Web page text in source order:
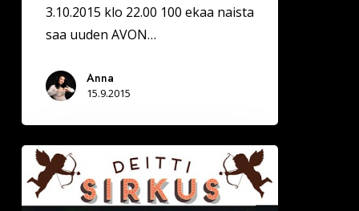
3.10.2015 klo 22.00 100 ekaa naista
saa uuden AVON…
Anna
15.9.2015
Deittisirkus
Sinkkubileet
MIKKELISSÄ